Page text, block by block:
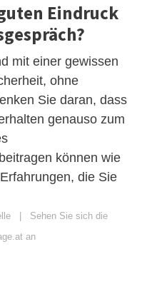
Eindruck
mit einer gewissen
ohne
Sie daran, dass
genauso zum
können wie
die Sie
| Sehen Sie sich die
an